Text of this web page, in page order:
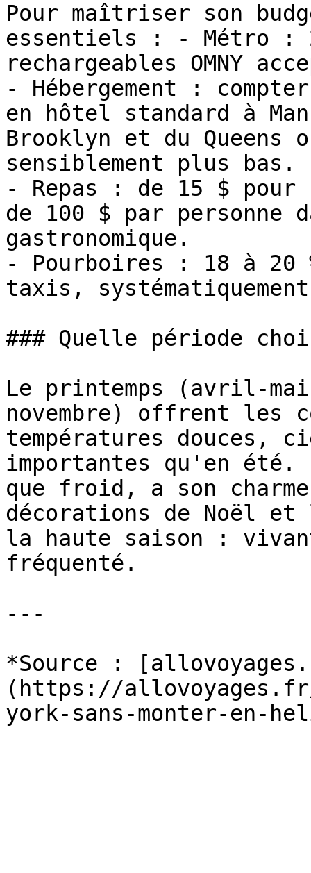
Pour maîtriser son
essentiels : - Métro
rechargeables OMNY
- Hébergement :
en hôtel standard à
Brooklyn et du
sensiblement plus bas.
- Repas : de 15 $
de 100 $ par personne
gastronomique.
- Pourboires : 18 à 20
taxis,
### Quelle période
Le printemps (avril-
novembre) offrent les
températures douces,
importantes qu'en
que froid, a son
décorations de Noël
la haute saison :
fréquenté.
---
*Source :
(https://